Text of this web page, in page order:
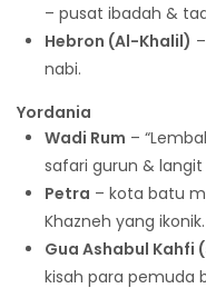
– pusat ibadah &
Hebron (Al-Khalil)
nabi.
Yordania
Wadi Rum –
safari gurun &
Petra – kota batu
Khazneh yang ikonik.
Gua Ashabul Kahfi
kisah para pemuda